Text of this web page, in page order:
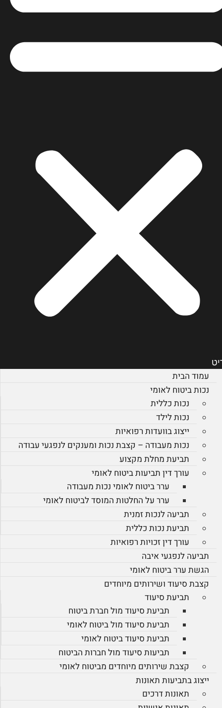
עמוד הבית
נכות ביטוח לאומי
נכות כללית
נכות לילד
ייצוג בוועדות רפואיות
נכות מעבודה – קצבת נכות ומענקים לנפגעי עבודה
תביעת מחלת מקצוע
עורך דין תביעות ביטוח לאומי
ערר ביטוח לאומי נכות מעבודה
ערר על החלטות המוסד לביטוח לאומי
תביעה לנכות זמנית
תביעת נכות כללית
עורך דין זכויות רפואיות
תביעה לנפגעי איבה
הגשת ערר ביטוח לאומי
קצבת סיעוד ושירותים מיוחדים
תביעת סיעוד
תביעת סיעוד מול חברת ביטוח
תביעת סיעוד מול ביטוח לאומי
תביעת סיעוד ביטוח לאומי
תביעות סיעוד מול חברות הביטוח
קצבת שירותים מיוחדים מביטוח לאומי
ייצוג בתביעות תאונות
תאונות דרכים